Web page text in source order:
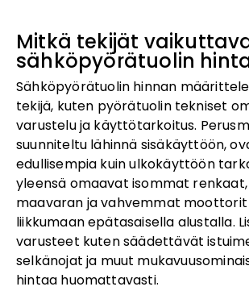
Mitkä tekijät
sähköpyörätuolin
Sähköpyörätuolin hinnan
tekijä, kuten pyörätuolin tekniset
varustelu ja käyttötarkoitus.
suunniteltu lähinnä sisäkäyttöön,
edullisempia kuin ulkokäyttöön
yleensä omaavat isommat
maavaran ja vahvemmat
liikkumaan epätasaisella alustalla.
varusteet kuten säädettävät
selkänojat ja muut
hintaa huomattavasti.